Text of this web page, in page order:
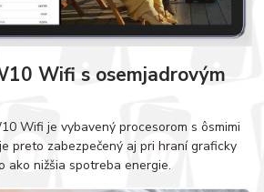
Wifi s osemjadrovým
Wifi je vybavený procesorom s ôsmimi
preto zabezpečený aj pri hraní graficky
ako nižšia spotreba energie.